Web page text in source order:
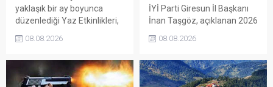
yaklaşık bir ay boyunca
düzenlediği Yaz Etkinlikleri,
sanat ve eğlenceyle
organizasyonun ardından
Kadın El Emeği Pazarı'nın
08.08.2026
İYİ Parti Giresun İl Başkanı
İnan Taşgöz, açıklanan 2026
üzerinden iktidar
eleştirdi. Taşgöz, üreticinin
emeğinin karşılığını
08.08.2026